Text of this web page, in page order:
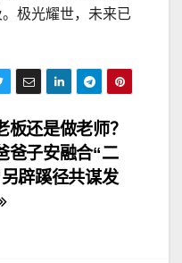
极光耀世，未来已
板还是做老师？
爸子安融合“二
辟蹊径共谋发